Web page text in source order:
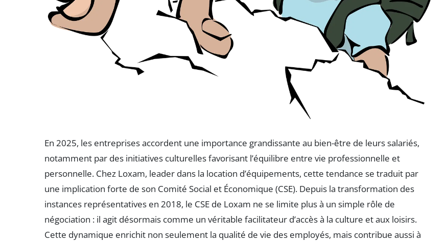
En 2025, les entreprises accordent une importance grandissante au bien-être de leurs salariés,
notamment par des initiatives culturelles favorisant l’équilibre entre vie professionnelle et
personnelle. Chez Loxam, leader dans la location d’équipements, cette tendance se traduit par
une implication forte de son Comité Social et Économique (CSE). Depuis la transformation des
instances représentatives en 2018, le CSE de Loxam ne se limite plus à un simple rôle de
négociation : il agit désormais comme un véritable facilitateur d’accès à la culture et aux loisirs.
Cette dynamique enrichit non seulement la qualité de vie des employés, mais contribue aussi à